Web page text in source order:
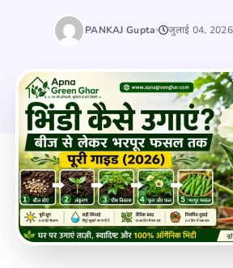
PANKAJ Gupta जुलाई 04, 2026